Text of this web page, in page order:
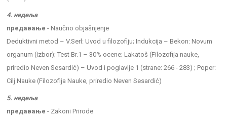
4. недеља
предавање - Naučno objašnjenje
Deduktivni metod – V.Serl: Uvod u filozofiju; Indukcija – Bekon: Novum
organum (izbor); Test Br.1 – 30% ocene; Lakatoš (Filozofija nauke,
priredio Neven Sesardić) – Uvod i poglavlje 1 (strane: 266 - 283) ; Poper:
Cilj Nauke (Filozofija Nauke, priredio Neven Sesardić)
5. недеља
предавање - Zakoni Prirode